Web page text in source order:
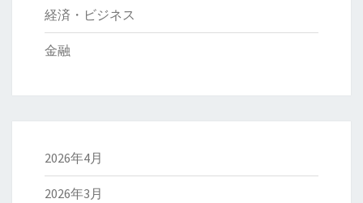
経済・ビジネス
金融
2026年4月
2026年3月